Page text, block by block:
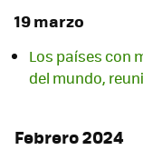
19 marzo
Los países con
del mundo,
Febrero 2024